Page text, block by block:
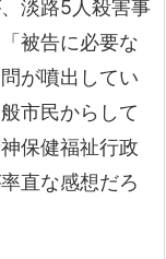
淡路5人殺害事
被告に必要な
が噴出してい
市民からして
保健福祉行政
直な感想だろ